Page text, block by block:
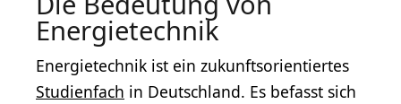
Energietechnik
Energietechnik ist ein zukunftsorientiertes
Studienfach in Deutschland. Es befasst sich